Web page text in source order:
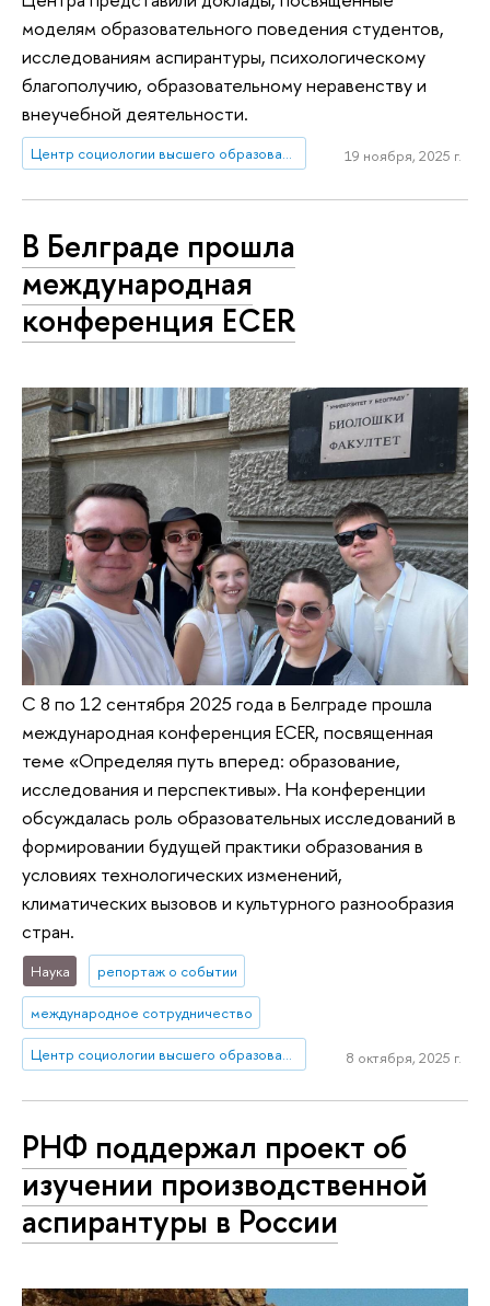
моделям образовательного поведения студентов,
исследованиям аспирантуры, психологическому
благополучию, образовательному неравенству и
внеучебной деятельности.
Центр социологии высшего образования 19 ноября, 2025 г.
В Белграде прошла
международная
конференция ECER
С 8 по 12 сентября 2025 года в Белграде прошла
международная конференция ECER, посвященная
теме «Определяя путь вперед: образование,
исследования и перспективы». На конференции
обсуждалась роль образовательных исследований в
формировании будущей практики образования в
условиях технологических изменений,
климатических вызовов и культурного разнообразия
стран.
Наука репортаж о событии
международное сотрудничество
Центр социологии высшего образования 8 октября, 2025 г.
РНФ поддержал проект об
изучении производственной
аспирантуры в России